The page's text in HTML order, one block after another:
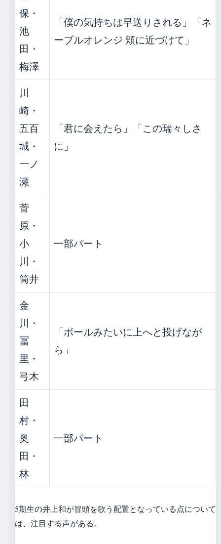
保・
池
田・
梅澤
「僕の気持ちは早送りされる」「ネ
ーブルオレンジ 頬に近づけて」
川
崎・
五百
城・
一ノ
瀬
「君に会えたら」「この瑞々しさ
に」
菅
原・
小
川・
筒井
一部パート
金
川・
冨
里・
弓木
「ボールみたいに上へと投げなが
ら」
田
村・
奥
田・
林
一部パート
5期生の井上和が冒頭を歌う配置となっている点について
は、注目する声がある。